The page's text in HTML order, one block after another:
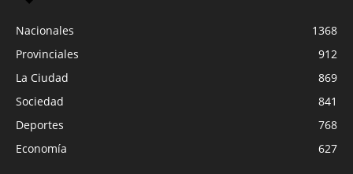
Nacionales
1368
Provinciales
912
La Ciudad
869
Sociedad
841
Deportes
768
Economía
627